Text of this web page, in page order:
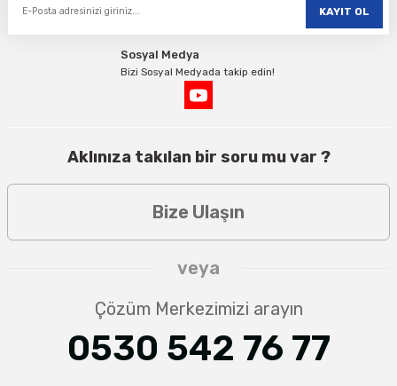
KAYIT OL
Sosyal Medya
Bizi Sosyal Medyada takip edin!
Aklınıza takılan bir soru mu var ?
Bize Ulaşın
veya
Çözüm Merkezimizi arayın
0530 542 76 77